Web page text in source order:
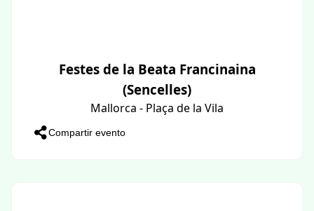
Festes de la Beata Francinaina
(Sencelles)
Mallorca - Plaça de la Vila
Compartir evento